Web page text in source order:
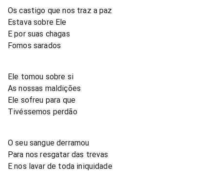
Os castigo que nos traz a paz
Estava sobre Ele
E por suas chagas
Fomos sarados
Ele tomou sobre si
As nossas maldições
Ele sofreu para que
Tivéssemos perdão
O seu sangue derramou
Para nos resgatar das trevas
E nos lavar de toda iniquidade